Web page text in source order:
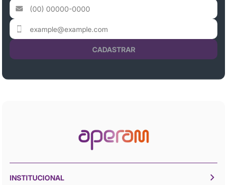
CADASTRAR
INSTITUCIONAL